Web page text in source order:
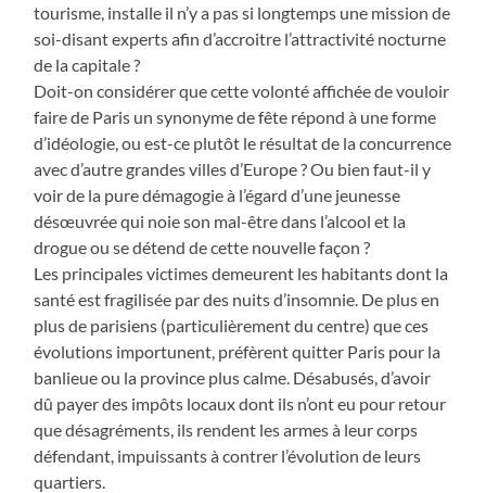
tourisme, installe il n’y a pas si longtemps une mission de
soi-disant experts afin d’accroitre l’attractivité nocturne
de la capitale ?
Doit-on considérer que cette volonté affichée de vouloir
faire de Paris un synonyme de fête répond à une forme
d’idéologie, ou est-ce plutôt le résultat de la concurrence
avec d’autre grandes villes d’Europe ? Ou bien faut-il y
voir de la pure démagogie à l’égard d’une jeunesse
désœuvrée qui noie son mal-être dans l’alcool et la
drogue ou se détend de cette nouvelle façon ?
Les principales victimes demeurent les habitants dont la
santé est fragilisée par des nuits d’insomnie. De plus en
plus de parisiens (particulièrement du centre) que ces
évolutions importunent, préfèrent quitter Paris pour la
banlieue ou la province plus calme. Désabusés, d’avoir
dû payer des impôts locaux dont ils n’ont eu pour retour
que désagréments, ils rendent les armes à leur corps
défendant, impuissants à contrer l’évolution de leurs
quartiers.